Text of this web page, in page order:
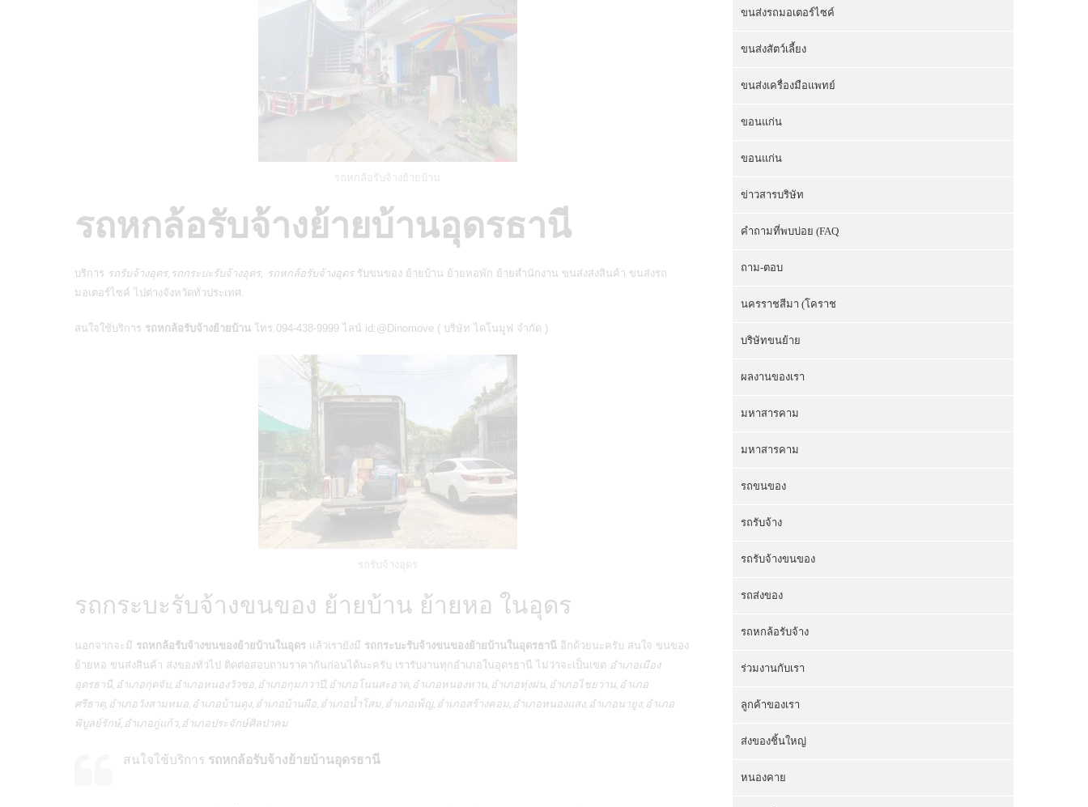
รถหกล้อรับจ้างย้ายบ้าน
รถหกล้อรับจ้างย้ายบ้านอุดรธานี
บริการ รถรับจ้างอุดร,รถกระบะรับจ้างอุดร, รถหกล้อรับจ้างอุดร รับขนของ ย้ายบ้าน ย้ายหอพัก ย้ายสำนักงาน ขนส่งส่งสินค้า ขนส่งรถ
มอเตอร์ไซค์ ไปต่างจังหวัดทั่วประเทศ.
สนใจใช้บริการ รถหกล้อรับจ้างย้ายบ้าน โทร.094-438-9999 ไลน์ id:@Dinomove ( บริษัท ไดโนมูฟ จำกัด )
รถรับจ้างอุดร
รถกระบะรับจ้างขนของ ย้ายบ้าน ย้ายหอ ในอุดร
นอกจากจะมี รถหกล้อรับจ้างขนของย้ายบ้านในอุดร แล้วเรายังมี รถกระบะรับจ้างขนของย้ายบ้านในอุดรธานี อีกด้วยนะครับ สนใจ ขนของ
ย้ายหอ ขนส่งสินค้า ส่งของทั่วไป ติดต่อสอบถามราคากันก่อนได้นะครับ เรารับงานทุกอำเภอในอุดรธานี ไม่ว่าจะเป็นเขต อำเภอเมือง
อุดรธานี,อำเภอกุดจับ,อำเภอหนองวัวซอ,อำเภอกุมภวาปี,อำเภอโนนสะอาด,อำเภอหนองหาน,อำเภอทุ่งฝน,อำเภอไชยวาน,อำเภอ
ศรีธาตุ,อำเภอวังสามหมอ,อำเภอบ้านดุง,อำเภอบ้านผือ,อำเภอน้ำโสม,อำเภอเพ็ญ,อำเภอสร้างคอม,อำเภอหนองแสง,อำเภอนายูง,อำเภอ
พิบูลย์รักษ์,อำเภอกู่แก้ว,อำเภอประจักษ์ศิลปาคม
สนใจใช้บริการ รถหกล้อรับจ้างย้ายบ้านอุดรธานี
ขนส่งรถมอเตอร์ไซค์
ขนส่งสัตว์เลี้ยง
ขนส่งเครื่องมือแพทย์
ขอนแก่น
ขอนแก่น
ข่าวสารบริษัท
คำถามที่พบบ่อย (FAQ
ถาม-ตอบ
นครราชสีมา (โคราช
บริษัทขนย้าย
ผลงานของเรา
มหาสารคาม
มหาสารคาม
รถขนของ
รถรับจ้าง
รถรับจ้างขนของ
รถส่งของ
รถหกล้อรับจ้าง
ร่วมงานกับเรา
ลูกค้าของเรา
ส่งของชิ้นใหญ่
หนองคาย